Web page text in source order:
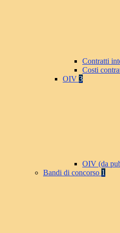
Contratti
Costi
OIV 3
OIV (da
Bandi di concorso 1